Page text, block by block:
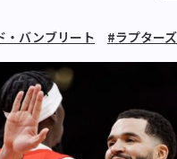
・バンブリート #ラプターズ